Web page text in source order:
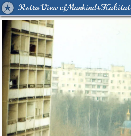
Retro View of Mankind's Habitat